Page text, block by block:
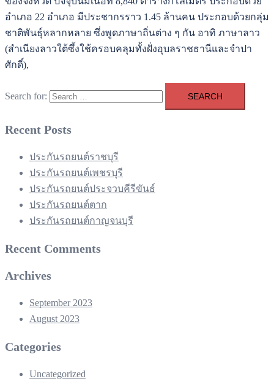
อำเภอ 22 อำเภอ มีประชากรราว 1.45 ล้านคน ประกอบด้วยกลุ่ม
ชาติพันธุ์หลากหลาย ซึ่งพูดภาษาถิ่นต่าง ๆ กัน อาทิ ภาษาลาว
(สำเนียงลาวใต้ซึ้งใช้ครอบคลุมทั้งฝั่งอุบลราชธานีและจำปา
ศักดิ์),
Search for:
Recent Posts
ประกันรถยนต์ราชบุรี
ประกันรถยนต์เพชรบุรี
ประกันรถยนต์ประจวบคีรีขันธ์
ประกันรถยนต์ตาก
ประกันรถยนต์กาญจนบุรี
Recent Comments
Archives
September 2023
August 2023
Categories
Uncategorized